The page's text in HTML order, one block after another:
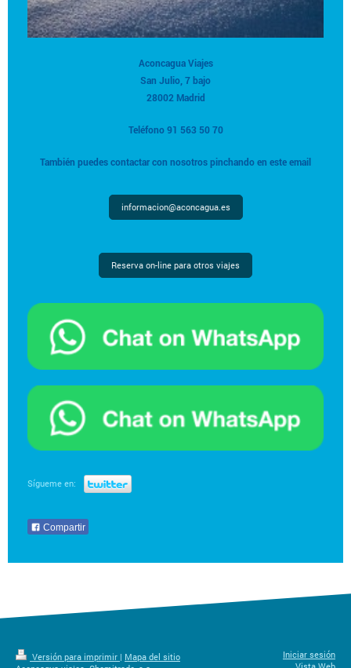
Aconcagua Viajes
San Julio, 7 bajo
28002 Madrid
Teléfono 91 563 50 70
También puedes contactar con nosotros pinchando en este email
informacion@aconcagua.es
Reserva on-line para otros viajes
Sígueme en:
Compartir
Versión para imprimir | Mapa del sitio
Iniciar sesión